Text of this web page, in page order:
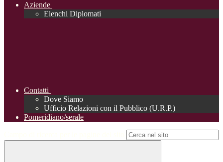
Aziende
Elenchi Diplomati
Contatti
Dove Siamo
Ufficio Relazioni con il Pubblico (U.R.P.)
Pomeridiano/serale